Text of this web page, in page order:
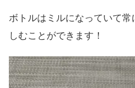
ボトルはミルになっていて
しむことができます！